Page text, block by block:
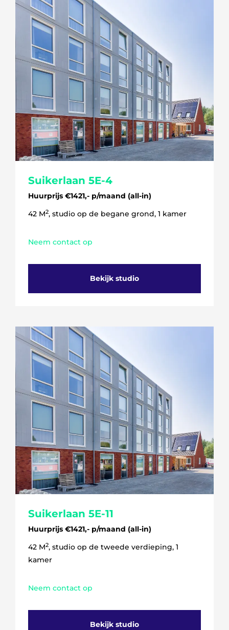
Suikerlaan 5E-4
Huurprijs €1421,- p/maand (all-in)
42 M2, studio op de begane grond, 1 kamer
Neem contact op
Bekijk studio
Suikerlaan 5E-11
Huurprijs €1421,- p/maand (all-in)
42 M2, studio op de tweede verdieping, 1
kamer
Neem contact op
Bekijk studio